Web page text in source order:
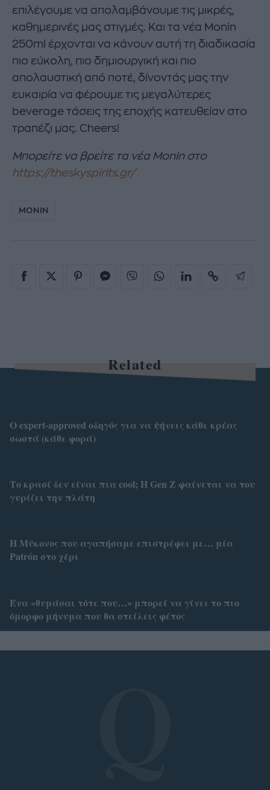
επιλέγουμε να απολαμβάνουμε τις μικρές,
καθημερινές μας στιγμές. Και τα νέα Monin
250ml έρχονται να κάνουν αυτή τη διαδικασία
πιο εύκολη, πιο δημιουργική και πιο
απολαυστική από ποτέ, δίνοντάς μας την
ευκαιρία να φέρουμε τις μεγαλύτερες
beverage τάσεις της εποχής κατευθείαν στο
τραπέζι μας. Cheers!
Μπορείτε να βρείτε τα νέα Monin στο
https://theskyspirits.gr/
MONIN
Related
Ο expert-approved οδηγός για να ψήνεις κάθε κρέας
σωστά (κάθε φορά)
Το κρασί δεν είναι πια cool; Η Gen Z φαίνεται να του
γυρίζει την πλάτη
Η Μύκονος που αγαπήσαμε επιστρέφει με… μία
Patrón στο χέρι
Ένα «θυμάσαι τότε που…» μπορεί να γίνει το πιο
όμορφο μήνυμα που θα στείλεις φέτος